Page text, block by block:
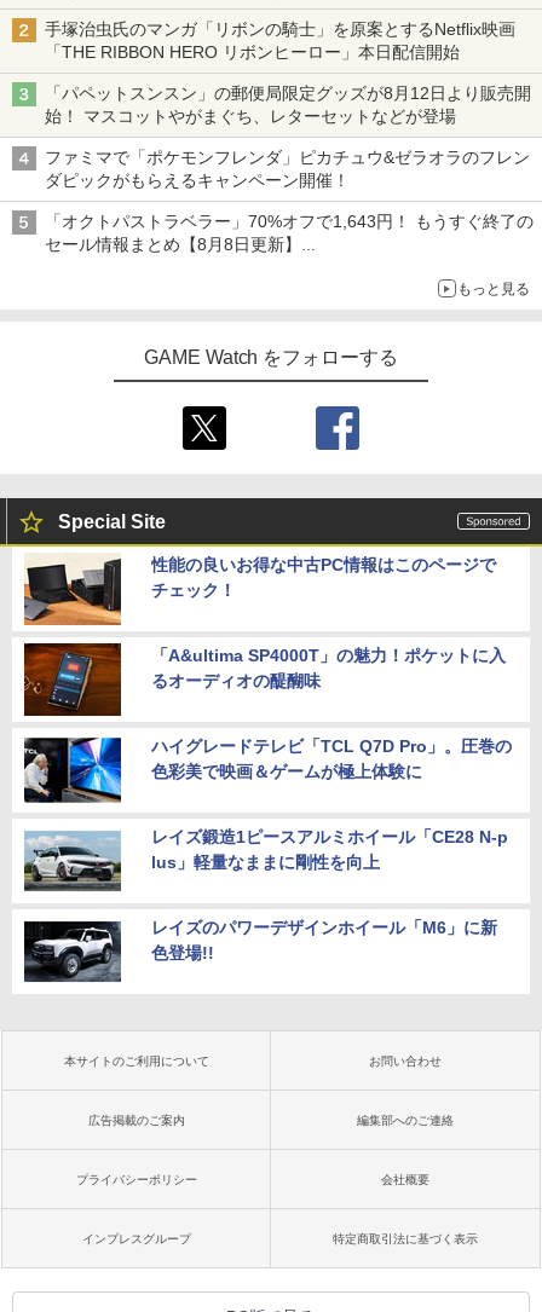
手塚治虫氏のマンガ「リボンの騎士」を原案とするNetflix映画
「THE RIBBON HERO リボンヒーロー」本日配信開始
「パペットスンスン」の郵便局限定グッズが8月12日より販売開
始！ マスコットやがまぐち、レターセットなどが登場
ファミマで「ポケモンフレンダ」ピカチュウ&ゼラオラのフレン
ダピックがもらえるキャンペーン開催！
「オクトパストラベラー」70%オフで1,643円！ もうすぐ終了の
セール情報まとめ【8月8日更新】
もっと見る
GAME Watch をフォローする
Special Site
性能の良いお得な中古PC情報はこのページで
チェック！
「A&ultima SP4000T」の魅力！ポケットに入
るオーディオの醍醐味
ハイグレードテレビ「TCL Q7D Pro」。圧巻の
色彩美で映画＆ゲームが極上体験に
レイズ鍛造1ピースアルミホイール「CE28 N-p
lus」軽量なままに剛性を向上
レイズのパワーデザインホイール「M6」に新
色登場!!
本サイトのご利用について お問い合わせ
広告掲載のご案内 編集部へのご連絡
プライバシーポリシー 会社概要
インプレスグループ 特定商取引法に基づく表示